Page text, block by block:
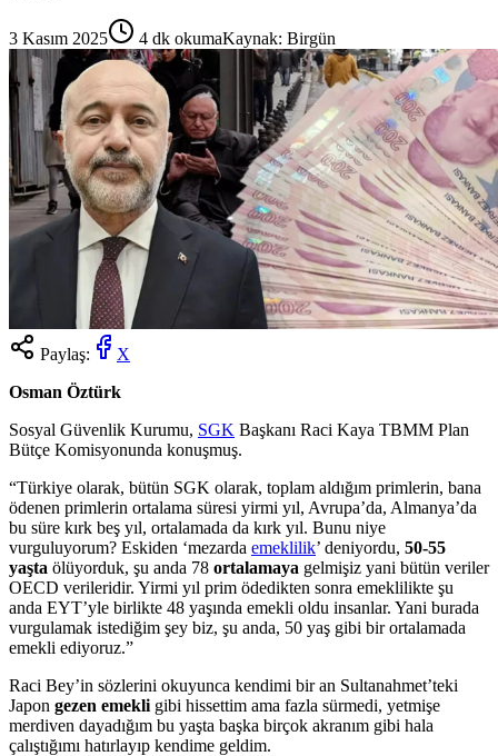
3 Kasım 2025 4 dk okumaKaynak: Birgün
Paylaş:
X
Osman Öztürk
Sosyal Güvenlik Kurumu, SGK Başkanı Raci Kaya TBMM Plan
Bütçe Komisyonunda konuşmuş.
“Türkiye olarak, bütün SGK olarak, toplam aldığım primlerin, bana
ödenen primlerin ortalama süresi yirmi yıl, Avrupa’da, Almanya’da
bu süre kırk beş yıl, ortalamada da kırk yıl. Bunu niye
vurguluyorum? Eskiden ‘mezarda emeklilik’ deniyordu, 50-55
yaşta ölüyorduk, şu anda 78 ortalamaya gelmişiz yani bütün veriler
OECD verileridir. Yirmi yıl prim ödedikten sonra emeklilikte şu
anda EYT’yle birlikte 48 yaşında emekli oldu insanlar. Yani burada
vurgulamak istediğim şey biz, şu anda, 50 yaş gibi bir ortalamada
emekli ediyoruz.”
Raci Bey’in sözlerini okuyunca kendimi bir an Sultanahmet’teki
Japon gezen emekli gibi hissettim ama fazla sürmedi, yetmişe
merdiven dayadığım bu yaşta başka birçok akranım gibi hala
çalıştığımı hatırlayıp kendime geldim.